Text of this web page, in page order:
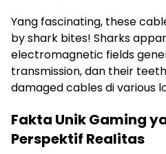
Yang fascinating, these
by shark bites! Sharks
electromagnetic fields
transmission, dan their
damaged cables di various
Fakta Unik Gaming
Perspektif Realitas